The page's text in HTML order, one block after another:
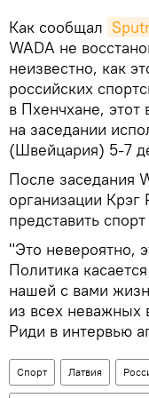
Как сообщал
WADA не
неизвестно, как
российских
в Пхенчхане, этот
на заседании
(Швейцария) 5-7
После заседания
организации
представить
"Это невероятно,
Политика
нашей с вами
из всех
Риди в интервью
Спорт Латвия